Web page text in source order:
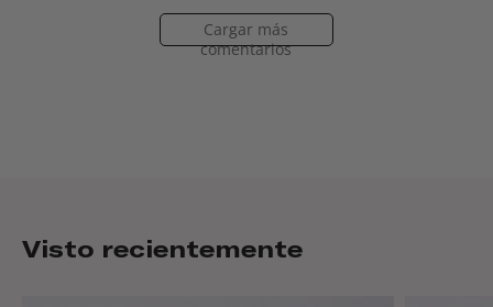
Cargar más
comentarios
Visto recientemente